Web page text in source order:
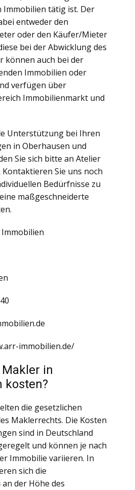
Immobilien tätig ist. Der
entweder den
oder den Käufer/Mieter
bei der Abwicklung des
können auch bei der
Immobilien oder
verfügen über
Immobilienmarkt und
Unterstützung bei Ihren
in Oberhausen und
Sie sich bitte an Atelier
Sie uns noch
Bedürfnisse zu
maßgeschneiderte
immobilien.de/
in
kosten?
die gesetzlichen
Maklerrechts. Die Kosten
sind in Deutschland
und können je nach
Immobilie variieren. In
sich die
der Höhe des